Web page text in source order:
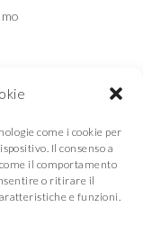
come i cookie per
Il consenso a
il comportamento
o ritirare il
e funzioni.
in